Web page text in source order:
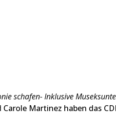
schafen- Inklusive
Martinez haben das